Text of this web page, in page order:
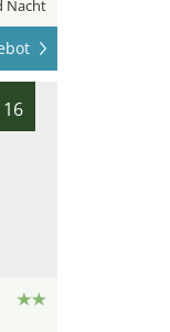
Nacht
16